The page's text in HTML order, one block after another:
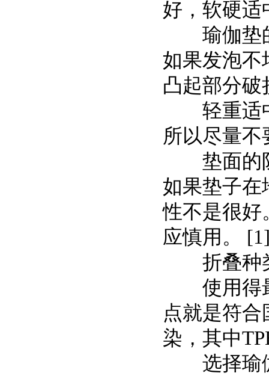
好，软硬适
瑜伽垫的
如果发泡不
凸起部分破
轻重适中
所以尽量
垫面的防
如果垫子在
性不是很好
应慎用。
折叠种
使用得最
点就是符
染，其中
选择瑜伽